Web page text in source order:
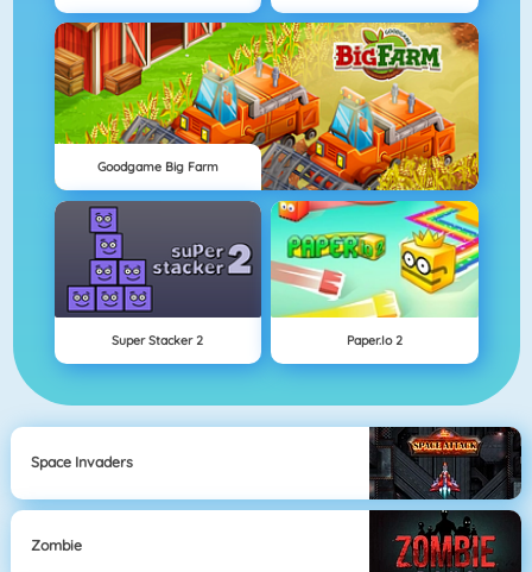
Goodgame Big Farm
Super Stacker 2 Paper.io 2
Space Invaders
Zombie